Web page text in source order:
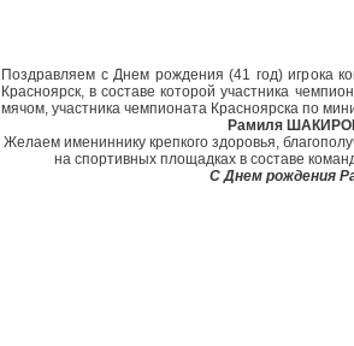
Поздравляем с Днем рождения (41 год) игрока
Красноярск, в составе которой участника
мячом, участника чемпионата Красноярска по
Рамиля
Желаем имениннику крепкого здоровья,
на спортивных площадках в составе
С Днем рождения